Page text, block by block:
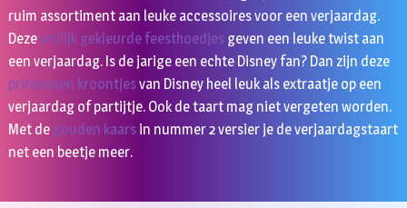
ruim assortiment aan leuke accessoires voor een verjaardag.
Dezevrolijk gekleurde feesthoedjes geven een leuke twist aan
een verjaardag. Is de jarige een echte Disney fan? Dan zijn deze
prinsessen kroontjesvan Disney heel leuk als extraatje op een
verjaardag of partijtje. Ook de taart mag niet vergeten worden.
Met de gouden kaarsin nummer 2 versier je de verjaardagstaart
net een beetje meer.